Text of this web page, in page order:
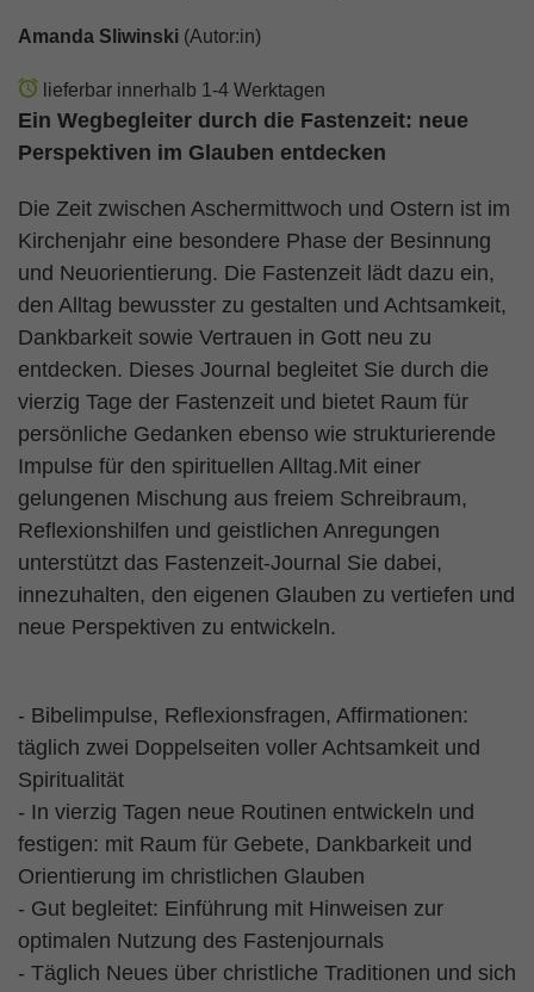
Amanda Sliwinski (Autor:in)
lieferbar innerhalb 1-4 Werktagen
Ein Wegbegleiter durch die Fastenzeit: neue
Perspektiven im Glauben entdecken
Die Zeit zwischen Aschermittwoch und Ostern ist im
Kirchenjahr eine besondere Phase der Besinnung
und Neuorientierung. Die Fastenzeit lädt dazu ein,
den Alltag bewusster zu gestalten und Achtsamkeit,
Dankbarkeit sowie Vertrauen in Gott neu zu
entdecken. Dieses Journal begleitet Sie durch die
vierzig Tage der Fastenzeit und bietet Raum für
persönliche Gedanken ebenso wie strukturierende
Impulse für den spirituellen Alltag.Mit einer
gelungenen Mischung aus freiem Schreibraum,
Reflexionshilfen und geistlichen Anregungen
unterstützt das Fastenzeit-Journal Sie dabei,
innezuhalten, den eigenen Glauben zu vertiefen und
neue Perspektiven zu entwickeln.
- Bibelimpulse, Reflexionsfragen, Affirmationen:
täglich zwei Doppelseiten voller Achtsamkeit und
Spiritualität
- In vierzig Tagen neue Routinen entwickeln und
festigen: mit Raum für Gebete, Dankbarkeit und
Orientierung im christlichen Glauben
- Gut begleitet: Einführung mit Hinweisen zur
optimalen Nutzung des Fastenjournals
- Täglich Neues über christliche Traditionen und sich